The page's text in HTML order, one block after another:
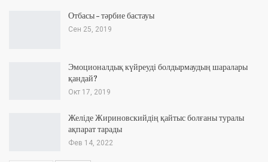
Отбасы – тәрбие бастауы
Сен 25, 2019
Эмоционалдық күйреуді болдырмаудың шаралары
қандай?
Окт 17, 2019
Желіде Жириновскийдің қайтыс болғаны туралы
ақпарат тарады
Фев 14, 2022